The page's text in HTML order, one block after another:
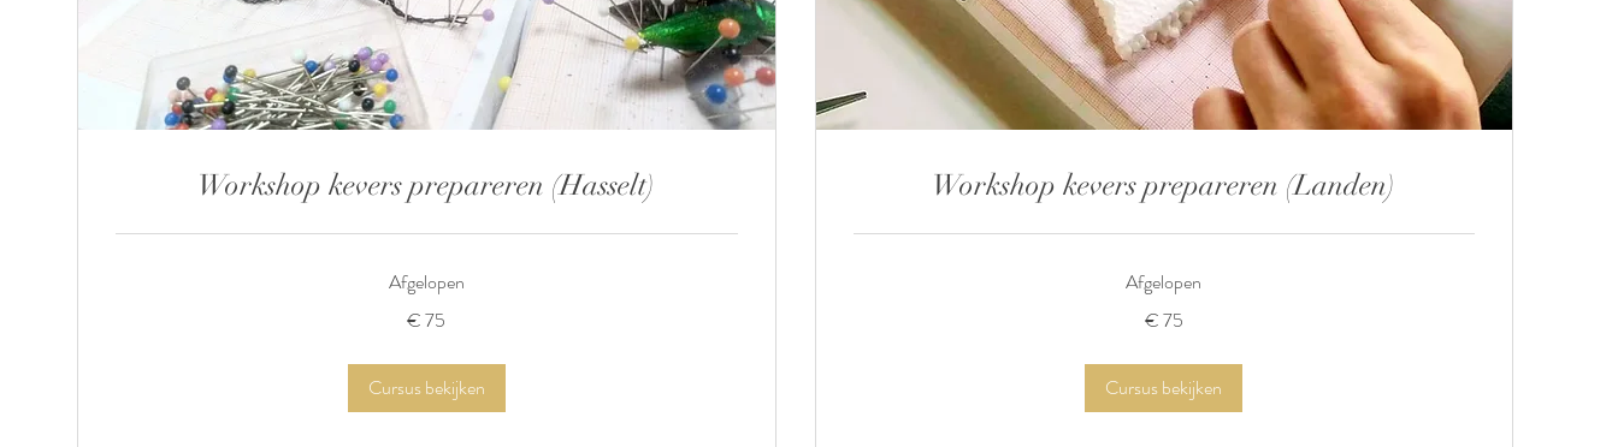
Workshop kevers prepareren (Hasselt)
Afgelopen
€ 75
Cursus bekijken
Workshop kevers prepareren (Landen)
Afgelopen
€ 75
Cursus bekijken